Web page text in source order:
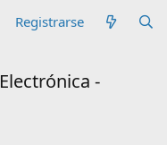
Registrarse
-